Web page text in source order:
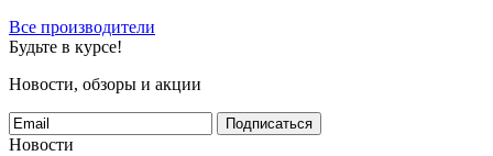
Все производители
Будьте в курсе!
Новости, обзоры и акции
Подписаться
Новости